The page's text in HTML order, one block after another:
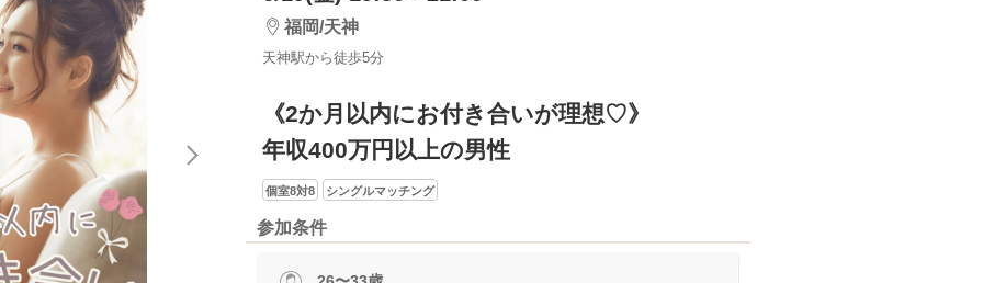
福岡/天神
天神駅から徒歩5分
《2か月以内にお付き合いが理想♡》
年収400万円以上の男性
個室8対8 シングルマッチング
参加条件